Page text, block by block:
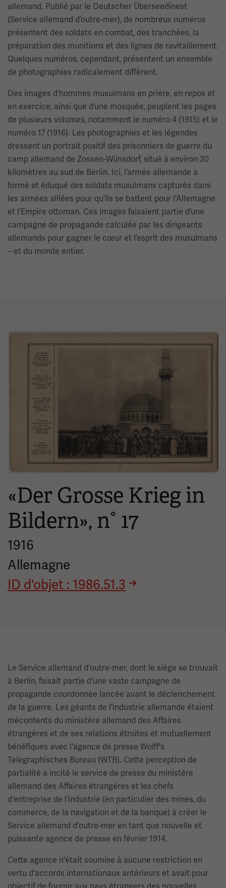
allemand. Publié par le Deutscher Überseedinest
(Service allemand d’outre-mer), de nombreux numéros
présentent des soldats en combat, des tranchées, la
préparation des munitions et des lignes de ravitaillement.
Quelques numéros, cependant, présentent un ensemble
de photographies radicalement différent.
Des images d’hommes musulmans en prière, en repos et
en exercice, ainsi que d’une mosquée, peuplent les pages
de plusieurs volumes, notamment le numéro 4 (1915) et le
numéro 17 (1916). Les photographies et les légendes
dressent un portrait positif des prisonniers de guerre du
camp allemand de Zossen-Wünsdorf, situé à environ 30
kilomètres au sud de Berlin. Ici, l’armée allemande a
formé et éduqué des soldats musulmans capturés dans
les armées alliées pour qu’ils se battent pour l’Allemagne
et l’Empire ottoman. Ces images faisaient partie d’une
campagne de propagande calculée par les dirigeants
allemands pour gagner le cœur et l’esprit des musulmans
– et du monde entier.
Image(s)
«Der Grosse Krieg in
Bildern», n° 17
1916
Allemagne
ID d'objet : 1986.51.3
Le Service allemand d'outre-mer, dont le siège se trouvait
à Berlin, faisait partie d'une vaste campagne de
propagande coordonnée lancée avant le déclenchement
de la guerre. Les géants de l'industrie allemande étaient
mécontents du ministère allemand des Affaires
étrangères et de ses relations étroites et mutuellement
bénéfiques avec l'agence de presse Wolff's
Telegraphisches Bureau (WTB). Cette perception de
partialité a incité le service de presse du ministère
allemand des Affaires étrangères et les chefs
d'entreprise de l'industrie (en particulier des mines, du
commerce, de la navigation et de la banque) à créer le
Service allemand d'outre-mer en tant que nouvelle et
puissante agence de presse en février 1914.
Cette agence n'était soumise à aucune restriction en
vertu d'accords internationaux antérieurs et avait pour